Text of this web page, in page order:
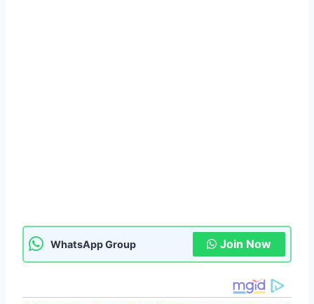
WhatsApp Group Join Now